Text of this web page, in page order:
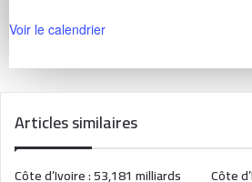
Voir le calendrier
Articles similaires
Côte d’Ivoire : 53,181 milliards Côte